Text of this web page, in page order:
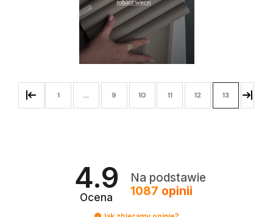
1 ... 9 10 11 12 13
4.9
Ocena
Na podstawie
1087 opinii